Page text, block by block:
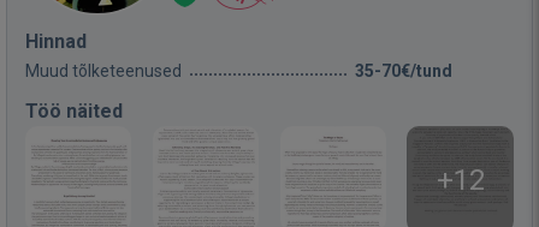
Hinnad
Muud tõlketeenused 35-70€/tund
Töö näited
+12